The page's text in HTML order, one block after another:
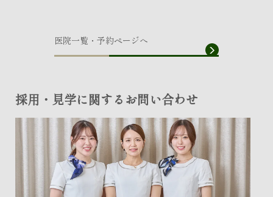
医院一覧・予約ページへ
採用・見学に関するお問い合わせ